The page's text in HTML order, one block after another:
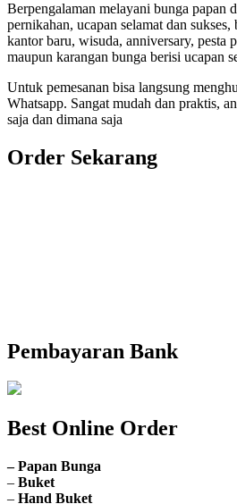
Berpengalaman melayani bunga papan
pernikahan, ucapan selamat dan
kantor baru, wisuda, anniversary, pesta
maupun karangan bunga berisi ucapan
Untuk pemesanan bisa langsung
Whatsapp. Sangat mudah dan praktis,
saja dan dimana saja
Order Sekarang
Pembayaran Bank
Best Online Order
– Papan Bunga
– Buket
– Hand Buket